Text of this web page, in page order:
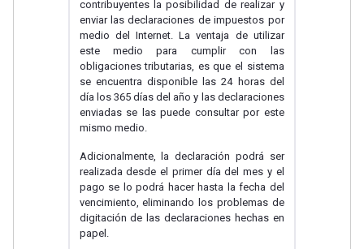
contribuyentes la posibilidad de realizar y
enviar las declaraciones de impuestos por
medio del Internet. La ventaja de utilizar
este medio para cumplir con las
obligaciones tributarias, es que el sistema
se encuentra disponible las 24 horas del
día los 365 días del año y las declaraciones
enviadas se las puede consultar por este
mismo medio.
Adicionalmente, la declaración podrá ser
realizada desde el primer día del mes y el
pago se lo podrá hacer hasta la fecha del
vencimiento, eliminando los problemas de
digitación de las declaraciones hechas en
papel.